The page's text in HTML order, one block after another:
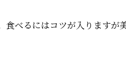
食べるにはコツが入りますが